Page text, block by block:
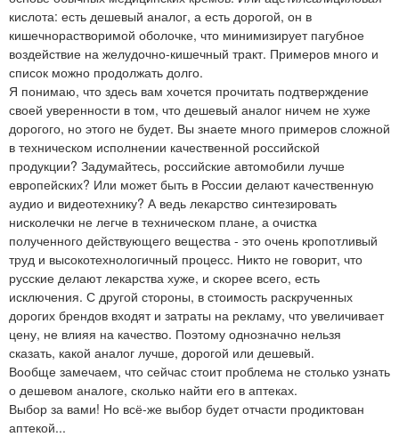
кислота: есть дешевый аналог, а есть дорогой, он в
кишечнорастворимой оболочке, что минимизирует пагубное
воздействие на желудочно-кишечный тракт. Примеров много и
список можно продолжать долго.
Я понимаю, что здесь вам хочется прочитать подтверждение
своей уверенности в том, что дешевый аналог ничем не хуже
дорогого, но этого не будет. Вы знаете много примеров сложной
в техническом исполнении качественной российской
продукции? Задумайтесь, российские автомобили лучше
европейских? Или может быть в России делают качественную
аудио и видеотехнику? А ведь лекарство синтезировать
нисколечки не легче в техническом плане, а очистка
полученного действующего вещества - это очень кропотливый
труд и высокотехнологичный процесс. Никто не говорит, что
русские делают лекарства хуже, и скорее всего, есть
исключения. С другой стороны, в стоимость раскрученных
дорогих брендов входят и затраты на рекламу, что увеличивает
цену, не влияя на качество. Поэтому однозначно нельзя
сказать, какой аналог лучше, дорогой или дешевый.
Вообще замечаем, что сейчас стоит проблема не столько узнать
о дешевом аналоге, сколько найти его в аптеках.
Выбор за вами! Но всё-же выбор будет отчасти продиктован
аптекой...